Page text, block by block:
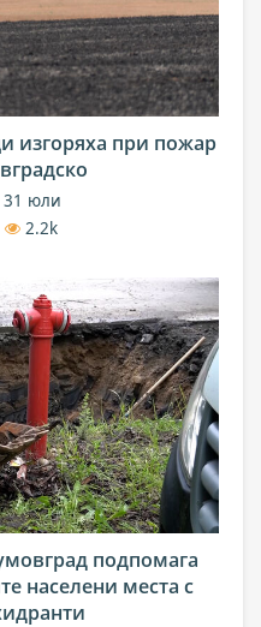
изгоряха при пожар
юли
2.2k
подпомага
населени места с